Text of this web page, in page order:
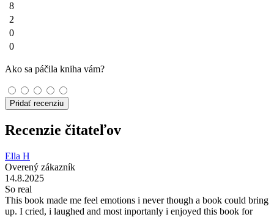
8
2
0
0
Ako sa páčila kniha vám?
Pridať recenziu
Recenzie čitateľov
Ella H
Overený zákazník
14.8.2025
So real
This book made me feel emotions i never though a book could bring
up. I cried, i laughed and most inportanly i enjoyed this book for